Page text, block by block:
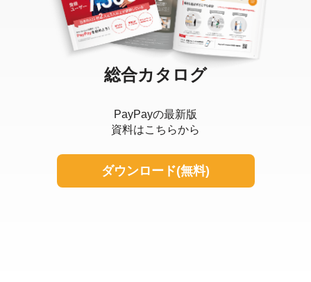
総合カタログ
PayPayの最新版
資料はこちらから
ダウンロード(無料)